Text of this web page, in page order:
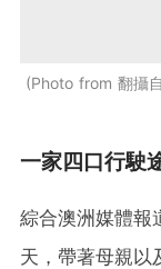
Photo from 翻攝
一家四口行駛
綜合澳洲媒體
天，帶著母親以